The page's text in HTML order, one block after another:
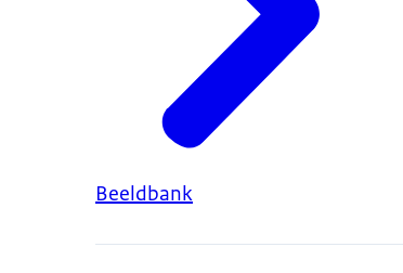
Beeldbank